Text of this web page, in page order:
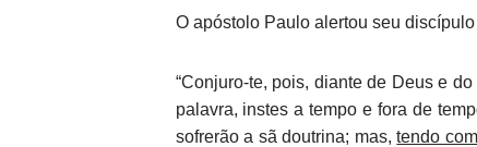
O apóstolo Paulo alertou seu
“Conjuro-te, pois, diante de Deus e
palavra, instes a tempo e fora de
sofrerão a sã doutrina; mas,tendo